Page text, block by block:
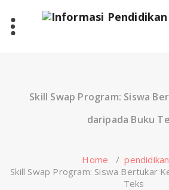
content
Skill Swap Program: Siswa
daripada Buku
Home /pendidikan
Skill Swap Program: Siswa Bertukar
Teks